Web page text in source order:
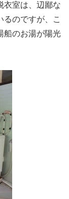
衣室は、辺鄙な
るのですが、こ
船のお湯が陽光